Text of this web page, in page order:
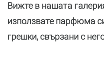
Вижте в нашата
използвате парфюма
грешки, свързани с